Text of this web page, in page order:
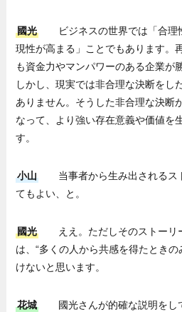
國光
ビジネスの世界では「合理
現性が高まる」ことでもあります。
も資金力やマンパワーのある企業が
しかし、現実では非合理な決断をし
ありません。そうした非合理な決断
なって、より強い存在意義や価値を
す。
小山
当事者から生み出されるス
てもよい、と。
國光
ええ。ただしそのストーリ
は、“多くの人から共感を得たとき
けないと思います。
花城
國光さんが的確な説明をし